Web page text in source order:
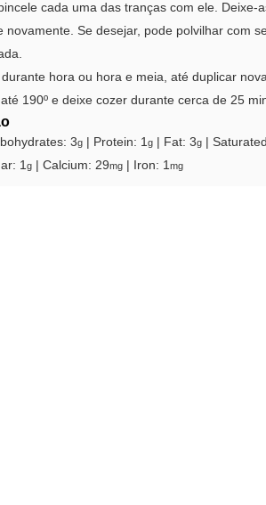
cada uma das tranças com ele. Deixe-
novamente. Se desejar, pode polvilhar com
hora ou hora e meia, até duplicar
190º e deixe cozer durante cerca de 25
3g Protein: 1g Fat: 3g
1g Calcium: 29mg Iron: 1mg